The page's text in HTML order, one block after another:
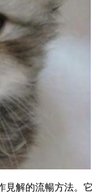
解的流暢方法。